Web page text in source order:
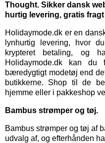
Thought. Sikker dansk
hurtig levering, gratis
Holidaymode.dk er en
lynhurtig levering, hvor
krypteret betaling, og
Holidaymode.dk kan
bæredygtigt modetøj end
butikkerne. Shop til de
hjemme eller i pakkeshop
Bambus strømper og tøj.
Bambus strømper og tøj af
udvalg af, og efterhånden